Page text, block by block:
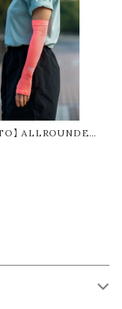
】 ALLROUNDER